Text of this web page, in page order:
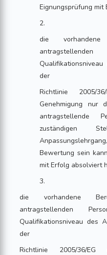
Eignungsprüfung
2.
die vorhandene
der
Richtlinie 2005/
Genehmigung nur
antragstellende
zuständigen
Bewertung sein
mit Erfolg absolviert
3.
die vorhandene
antragstellenden
Qualifikationsniveau des
der
Richtlinie 2005/36/